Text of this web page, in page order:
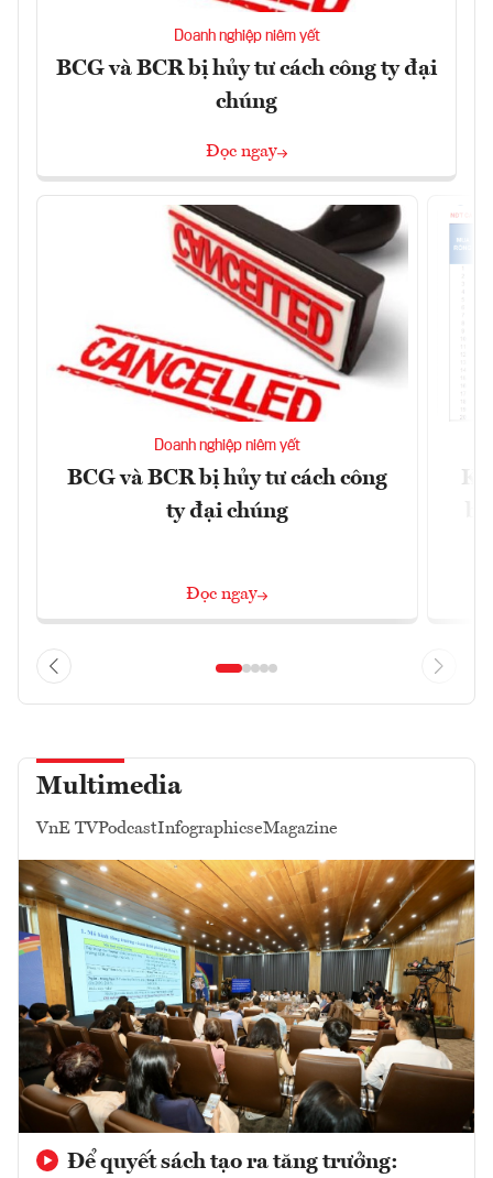
Doanh nghiệp niêm yết
BCG và BCR bị hủy tư cách công ty đại
chúng
Đọc ngay
Doanh nghiệp niêm yết
BCG và BCR bị hủy tư cách công
ty đại chúng
Đọc ngay
Multimedia
VnE TVPodcastInfographicseMagazine
Để quyết sách tạo ra tăng trưởng: